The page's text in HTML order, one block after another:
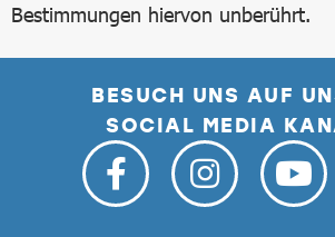
Bestimmungen hiervon unberührt.
BESUCH UNS AUF
SOCIAL MEDIA